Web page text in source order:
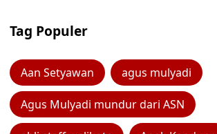
Tag Populer
Aan Setyawan agus mulyadi
Agus Mulyadi mundur dari ASN